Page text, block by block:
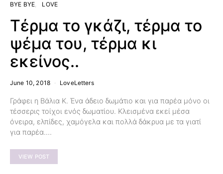
BYE BYE LOVE
Τέρμα το γκάζι, τέρμα το
ψέμα του, τέρμα κι
εκείνος..
June 10, 2018 LoveLetters
Γράφει η Βάλια Κ. Ένα άδειο δωμάτιο και για παρέα μόνο οι
τέσσερις τοίχοι ενός δωματίου. Κλεισμένα εκεί μέσα
όνειρα, ελπίδες, χαμόγελα και πολλά δάκρυα με τα γιατί
για παρέα.…
VIEW POST